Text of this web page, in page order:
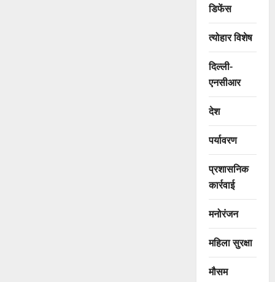
डिफेंस
त्योहार विशेष
दिल्ली-
एनसीआर
देश
पर्यावरण
प्रशासनिक
कार्रवाई
मनोरंजन
महिला सुरक्षा
मौसम